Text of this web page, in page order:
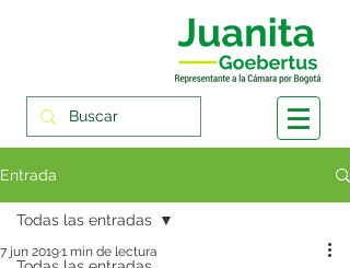
Entrada
Todas las entradas
7 jun 20191 min de lectura